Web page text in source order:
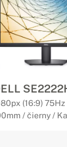
(16:9)
/ čierny /